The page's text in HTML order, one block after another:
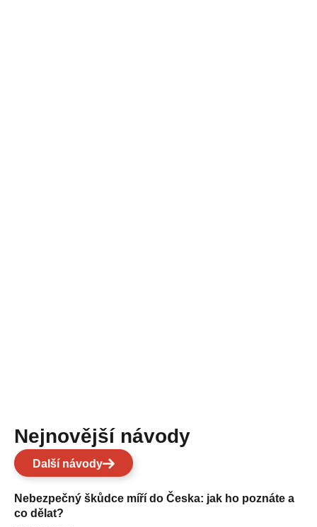
Nejnovější návody
Další návody
Nebezpečný škůdce míří do Česka: jak ho poznáte a
co dělat?